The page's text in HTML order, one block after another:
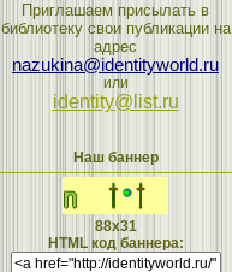
Приглашаем присылать в
библиотеку свои публикации на
адрес
nazukina@identityworld.ru
или
identity@list.ru
Наш баннер
88x31
HTML код баннера: